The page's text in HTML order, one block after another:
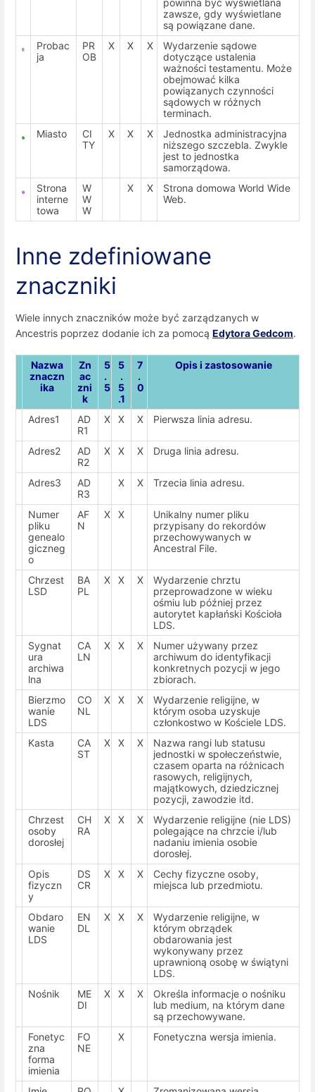
zawsze, gdy wyświetlane
są powiązane dane.
Probac
ja
PR
OB
X X X
Wydarzenie sądowe
dotyczące ustalenia
ważności testamentu. Może
obejmować kilka
powiązanych czynności
sądowych w różnych
terminach.
Miasto
CI
TY
X X X
Jednostka administracyjna
niższego szczebla. Zwykle
jest to jednostka
samorządowa.
Strona
interne
towa
W
W
W
X X
Strona domowa World Wide
Web.
Inne zdefiniowane
znaczniki
Wiele innych znaczników może być zarządzanych w
Ancestris poprzez dodanie ich za pomocą Edytora Gedcom.
Nazwa
znaczn
ika
Zn
ac
zni
k
5
.
5
5
.
5
.1
7
.
0
Opis i zastosowanie
Adres1
AD
R1
X X X Pierwsza linia adresu.
Adres2
AD
R2
X X X Druga linia adresu.
Adres3
AD
R3
X X Trzecia linia adresu.
Numer
pliku
genealo
giczneg
o
AF
N
X X
Unikalny numer pliku
przypisany do rekordów
przechowywanych w
Ancestral File.
Chrzest
LSD
BA
PL
X X X
Wydarzenie chrztu
przeprowadzone w wieku
ośmiu lub później przez
autorytet kapłański Kościoła
LDS.
Sygnat
ura
archiwa
lna
CA
LN
X X X
Numer używany przez
archiwum do identyfikacji
konkretnych pozycji w jego
zbiorach.
Bierzmo
wanie
LDS
CO
NL
X X X
Wydarzenie religijne, w
którym osoba uzyskuje
członkostwo w Kościele LDS.
Kasta
CA
ST
X X X
Nazwa rangi lub statusu
jednostki w społeczeństwie,
czasem oparta na różnicach
rasowych, religijnych,
majątkowych, dziedzicznej
pozycji, zawodzie itd.
Chrzest
osoby
dorosłej
CH
RA
X X X
Wydarzenie religijne (nie LDS)
polegające na chrzcie i/lub
nadaniu imienia osobie
dorosłej.
Opis
fizyczn
y
DS
CR
X X X
Cechy fizyczne osoby,
miejsca lub przedmiotu.
Obdaro
wanie
LDS
EN
DL
X X X
Wydarzenie religijne, w
którym obrządek
obdarowania jest
wykonywany przez
uprawnioną osobę w świątyni
LDS.
Nośnik
ME
DI
X X X
Określa informacje o nośniku
lub medium, na którym dane
są przechowywane.
Fonetyc
zna
forma
imienia
FO
NE
X Fonetyczna wersja imienia.